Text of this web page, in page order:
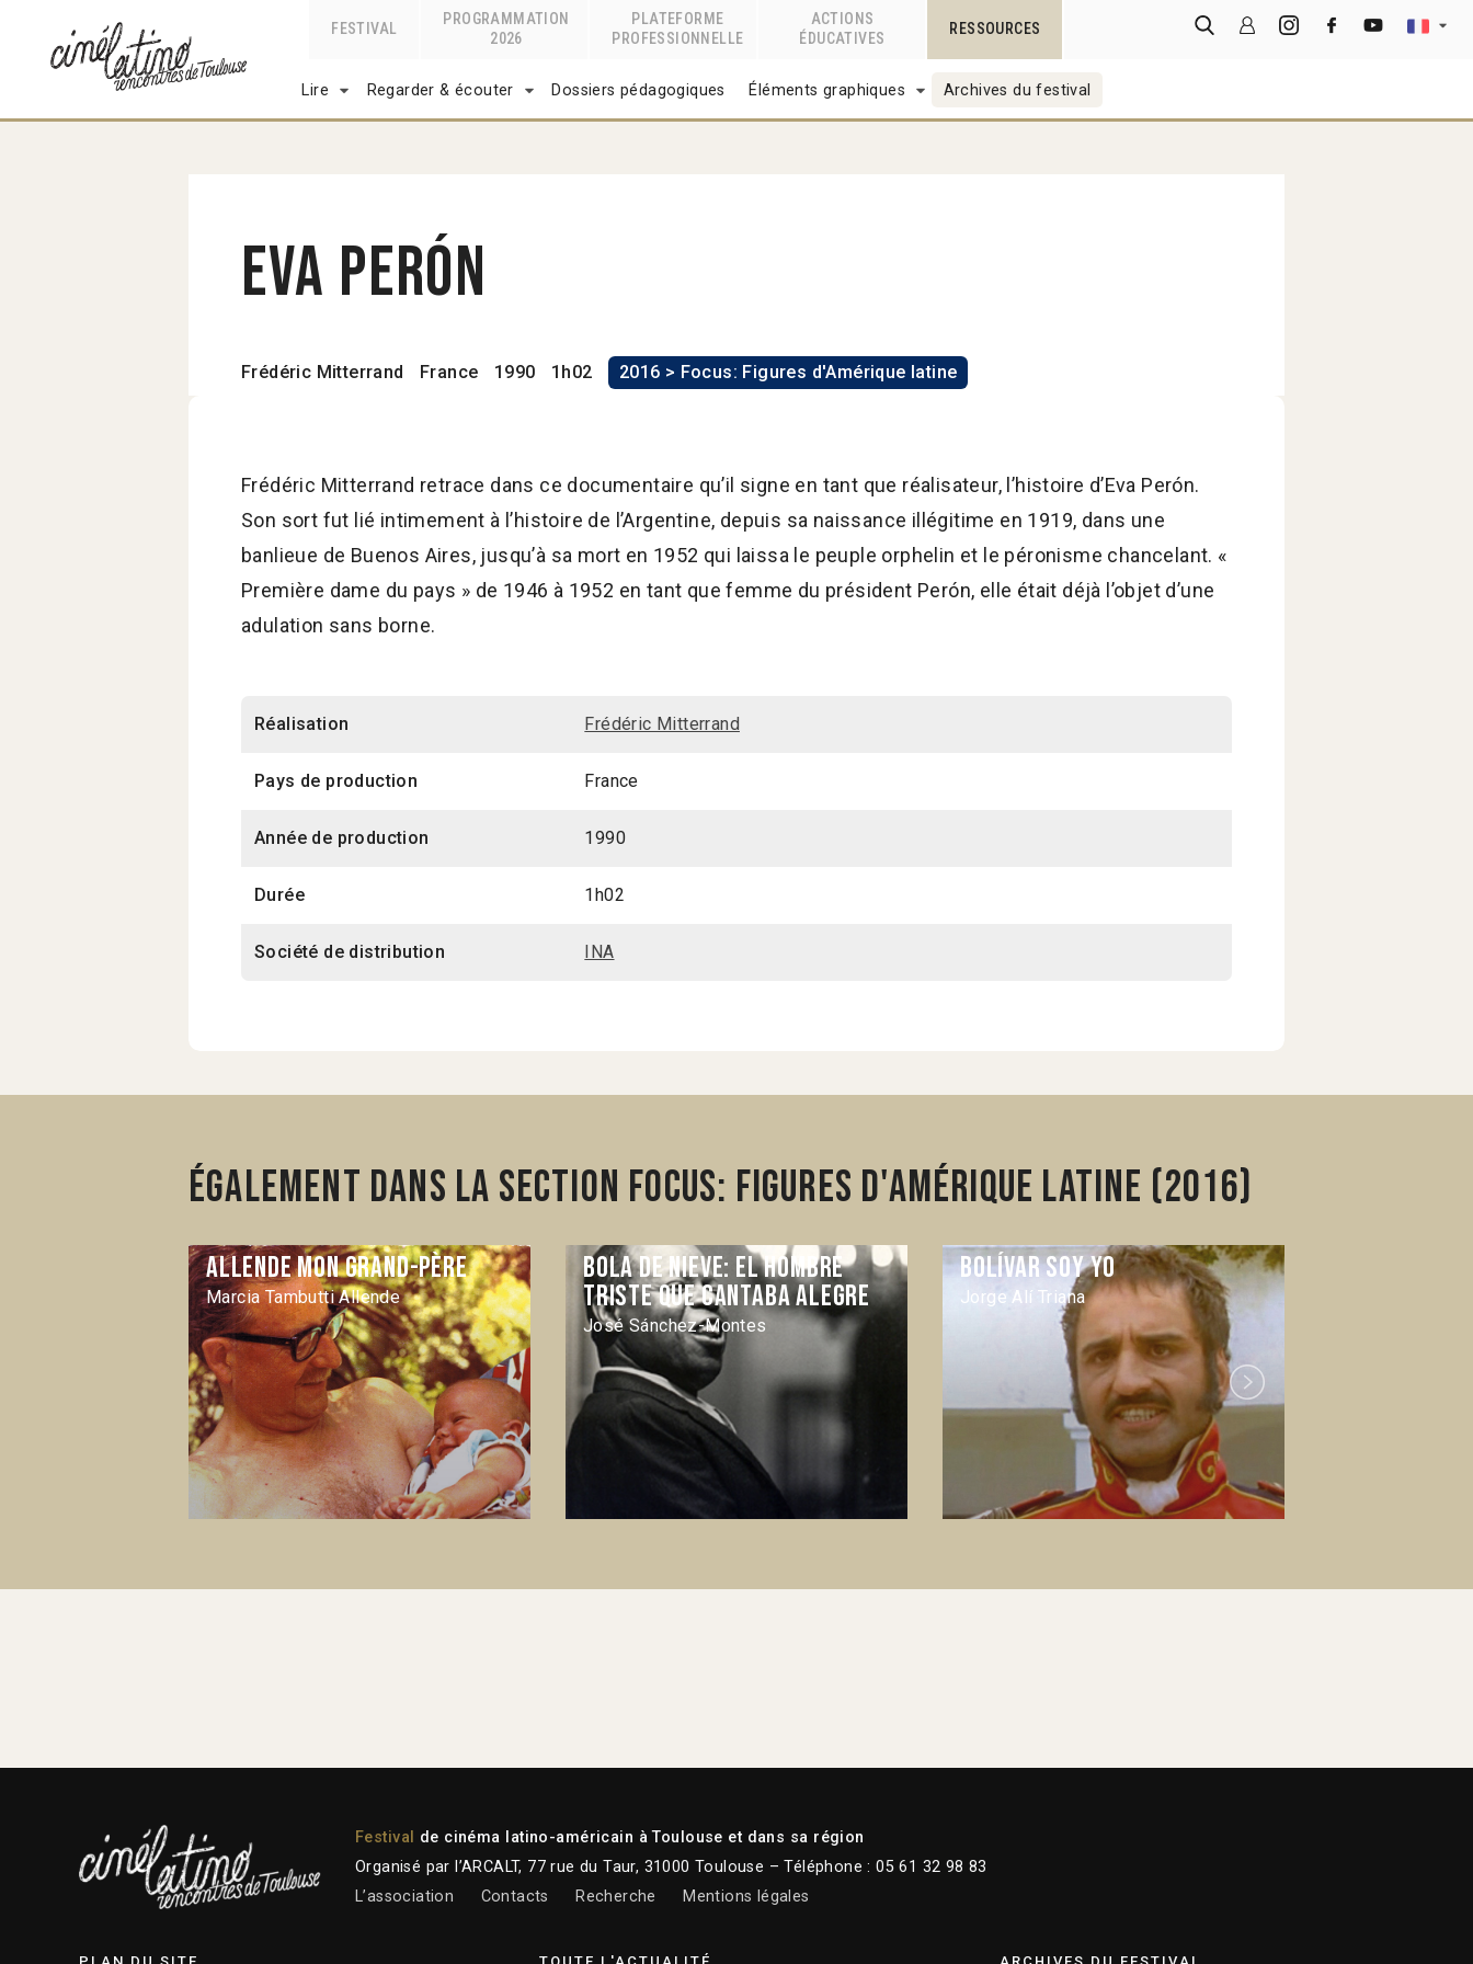
FESTIVAL
PROGRAMMATION
2026
PLATEFORME
PROFESSIONNELLE
ACTIONS
ÉDUCATIVES
RESSOURCES
Lire Regarder & écouter Dossiers pédagogiques Éléments graphiques Archives du festival
Eva Perón
Frédéric Mitterrand France 1990 1h02 2016 > Focus: Figures d'Amérique latine
Frédéric Mitterrand retrace dans ce documentaire qu’il signe en tant que réalisateur, l’histoire d’Eva Perón.
Son sort fut lié intimement à l’histoire de l’Argentine, depuis sa naissance illégitime en 1919, dans une
banlieue de Buenos Aires, jusqu’à sa mort en 1952 qui laissa le peuple orphelin et le péronisme chancelant. «
Première dame du pays » de 1946 à 1952 en tant que femme du président Perón, elle était déjà l’objet d’une
adulation sans borne.
Réalisation Frédéric Mitterrand
Pays de production France
Année de production 1990
Durée 1h02
Société de distribution INA
Également dans la section Focus: Figures d'Amérique latine (2016)
Allende mon grand-père
Marcia Tambutti Allende
Bola de Nieve: el hombre
triste que cantaba alegre
José Sánchez-Montes
Bolívar soy yo
Jorge Alí Triana
Next
Festival
de cinéma latino-américain à Toulouse et dans sa région
Organisé par l’ARCALT, 77 rue du Taur, 31000 Toulouse – Téléphone : 05 61 32 98 83
L’association
Contacts Recherche Mentions légales